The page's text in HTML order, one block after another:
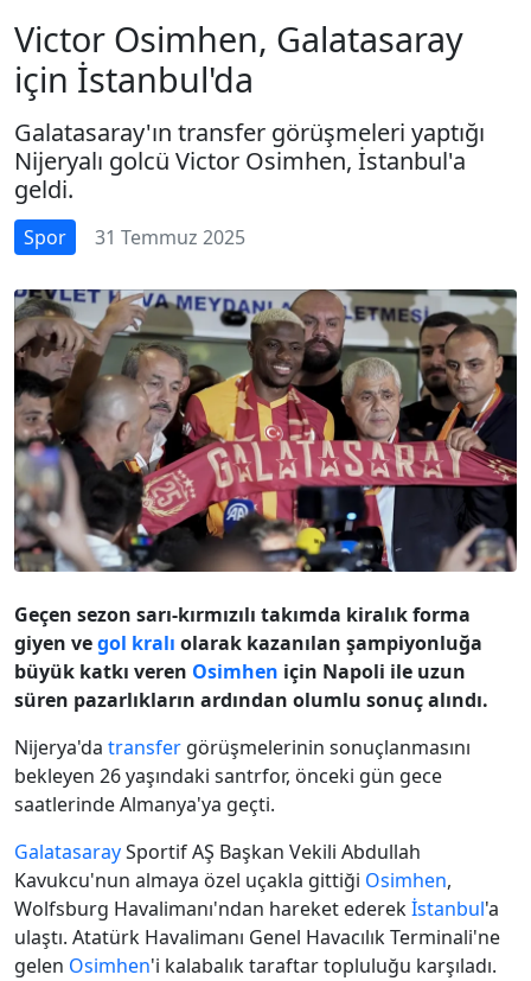
Victor Osimhen, Galatasaray
için İstanbul'da
Galatasaray'ın transfer görüşmeleri yaptığı
Nijeryalı golcü Victor Osimhen, İstanbul'a
geldi.
Spor 31 Temmuz 2025
Geçen sezon sarı-kırmızılı takımda kiralık forma
giyen vegol kralı olarak kazanılan şampiyonluğa
büyük katkı veren Osimhen için Napoli ile uzun
süren pazarlıkların ardından olumlu sonuç alındı.
Nijerya'da transfer görüşmelerinin sonuçlanmasını
bekleyen 26 yaşındaki santrfor, önceki gün gece
saatlerinde Almanya'ya geçti.
GalatasaraySportif AŞ Başkan Vekili Abdullah
Kavukcu'nun almaya özel uçakla gittiği Osimhen,
Wolfsburg Havalimanı'ndan hareket ederekİstanbul'a
ulaştı. Atatürk Havalimanı Genel Havacılık Terminali'ne
gelen Osimhen'i kalabalık taraftar topluluğu karşıladı.